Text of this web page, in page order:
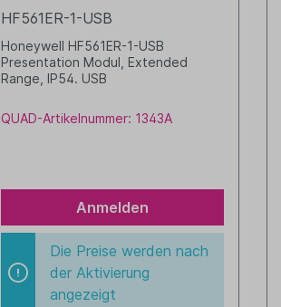
HF561ER-1-USB
Honeywell HF561ER-1-USB
Presentation Modul, Extended
Range, IP54. USB
QUAD-Artikelnummer: 1343A
Anmelden
Die Preise werden nach
der Aktivierung
angezeigt